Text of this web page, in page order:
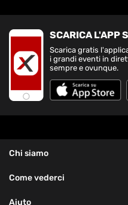
SCARICA L'APP
Scarica gratis
i grandi eventi in
sempre e ovunque.
Chi siamo
Come vederci
Aiuto